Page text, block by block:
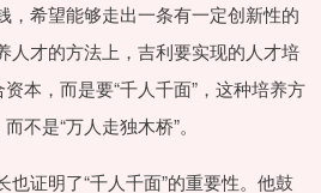
，希望能够走出一条有一定创新性的
人才的方法上，吉利要实现的人才培
本，而是要“千人千面”，这种培养方
不是“万人走独木桥”。
证明了“千人千面”的重要性。他鼓